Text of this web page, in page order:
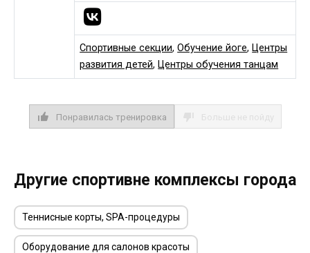
Спортивные секции,Обучение йоге, Центры
развития детей, Центры обучения танцам
Понравилась тренировка
Другие спортивне комплексы города
Теннисные корты, SPA-процедуры
Оборудование для салонов красоты